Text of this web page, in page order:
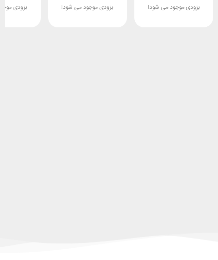
ویژه
بزودی موجود می شود!
میل
بزودی موجود می شود! بزودی